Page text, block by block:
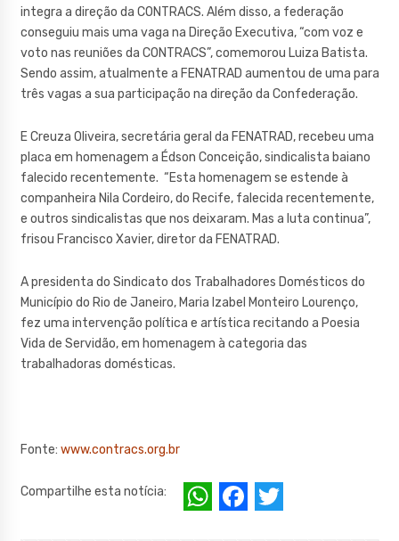
integra a direção da CONTRACS. Além disso, a federação
conseguiu mais uma vaga na Direção Executiva, “com voz e
voto nas reuniões da CONTRACS”, comemorou Luiza Batista.
Sendo assim, atualmente a FENATRAD aumentou de uma para
três vagas a sua participação na direção da Confederação.
E Creuza Oliveira, secretária geral da FENATRAD, recebeu uma
placa em homenagem a Édson Conceição, sindicalista baiano
falecido recentemente. “Esta homenagem se estende à
companheira Nila Cordeiro, do Recife, falecida recentemente,
e outros sindicalistas que nos deixaram. Mas a luta continua”,
frisou Francisco Xavier, diretor da FENATRAD.
A presidenta do Sindicato dos Trabalhadores Domésticos do
Município do Rio de Janeiro, Maria Izabel Monteiro Lourenço,
fez uma intervenção política e artística recitando a Poesia
Vida de Servidão, em homenagem à categoria das
trabalhadoras domésticas.
Fonte: www.contracs.org.br
Compartilhe esta notícia:
W
F